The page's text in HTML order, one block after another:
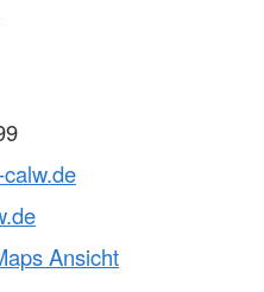
Ansicht